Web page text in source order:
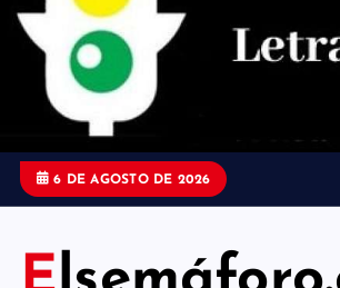
n
6 DE AGOSTO DE 2026